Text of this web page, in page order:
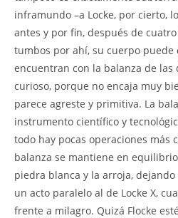
inframundo –a Locke, por cierto,
antes y por fin, después de
tumbos por ahí, su cuerpo puede
encuentran con la balanza de las
curioso, porque no encaja muy
parece agreste y primitiva. La
instrumento científico y
todo hay pocas operaciones más
balanza se mantiene en
piedra blanca y la arroja, dejando
un acto paralelo al de Locke X,
frente a milagro. Quizá Flocke